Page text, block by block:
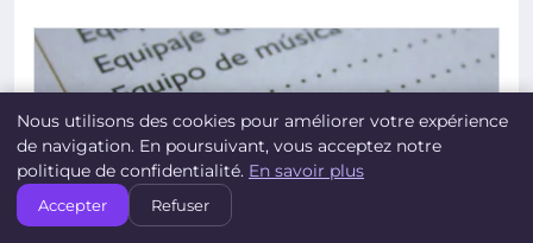
Nous utilisons des cookies pour améliorer votre expérience
de navigation. En poursuivant, vous acceptez notre
politique de confidentialité. En savoir plus
Accepter Refuser